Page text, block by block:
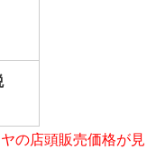
の店頭販売価格が見